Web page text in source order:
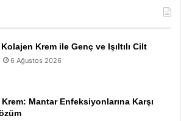
Kolajen Krem ile Genç ve Işıltılı Cilt
6 Ağustos 2026
Mantar Enfeksiyonlarına Karşı